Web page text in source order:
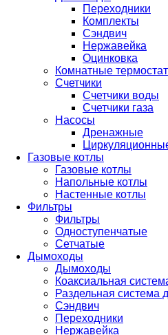
Переходники
Комплекты
Сэндвич
Нержавейка
Оцинковка
Комнатные
Счетчики
Счетчики воды
Счетчики газа
Насосы
Дренажные
Газовые котлы
Газовые котлы
Напольные котлы
Настенные котлы
Фильтры
Фильтры
Одноступенчатые
Сетчатые
Дымоходы
Дымоходы
Коаксиальная
Раздельная система
Сэндвич
Переходники
Нержавейка